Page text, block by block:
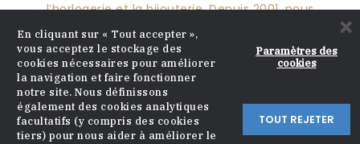
l’horlogerie et la bijouterie. Depuis 2001, nous
pérennisons ce savoir-faire pour vous proposer un
large choix de produits et mettre nos compétences à
votre service.
CATALOGUE 
×
En cliquant sur « Tout accepter »,
vous acceptez le stockage des
cookies nécessaires pour améliorer
la navigation et faire fonctionner
notre site. Nous définissons
également des cookies analytiques
facultatifs (y compris des cookies
tiers) pour nous aider à améliorer le
Paramètres des
cookies
TOUT REJETER